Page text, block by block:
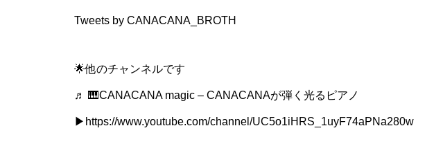
Tweets by CANACANA_BROTH
🌟他のチャンネルです
♬ 🎹CANACANA magic – CANACANAが弾く光るピアノ
▶︎https://www.youtube.com/channel/UC5o1iHRS_1uyF74aPNa280w